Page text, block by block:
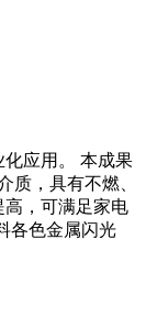
应用。 本成果
质，具有不燃、
高，可满足家电
各色金属闪光